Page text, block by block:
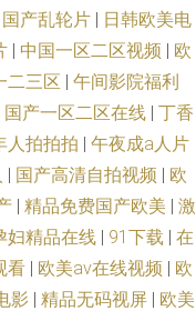
人人操人人爽 日韩综合专
人爱av 岛国欧美成人在线
色蝌蚪熟女成人 欧美色图主
看 久久精品久久 91九色蝌
91福利姬视频 青青艹在线
丝袜 三级黄在线看看 不卡
国产乱轮片 | 日韩欧美电
| 中国一区二区视频 | 欧
二三区 | 午间影院福利
国产一区二区在线 | 丁香
人拍拍拍 | 午夜成a人片
| 国产高清自拍视频 | 欧
| 精品免费国产欧美 | 激
妇精品在线 | 91下载 | 在
看 | 欧美aⅴ在线视频 | 欧
影 | 精品无码视屏 | 欧美